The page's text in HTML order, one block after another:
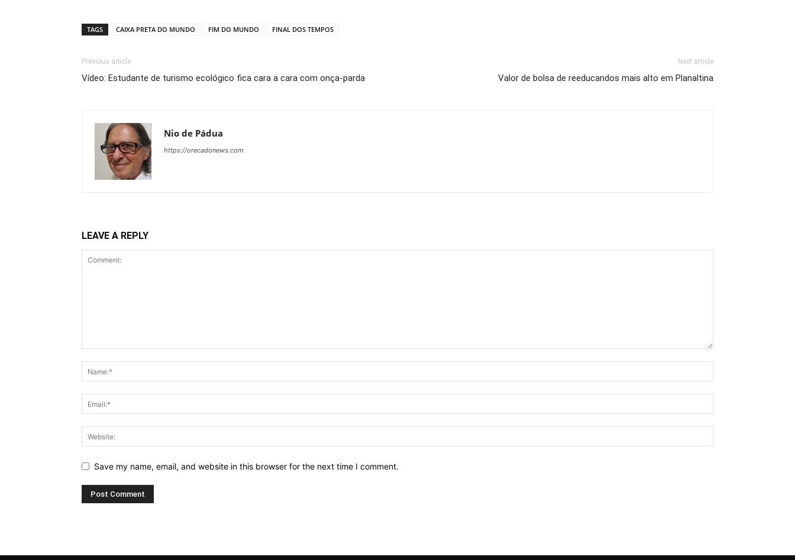
TAGS CAIXA PRETA DO MUNDO FIM DO MUNDO FINAL DOS TEMPOS
Previous article
Vídeo: Estudante de turismo ecológico fica cara a cara com onça-parda
Next article
Valor de bolsa de reeducandos mais alto em Planaltina
Nio de Pádua
https://orecadonews.com
LEAVE A REPLY
Save my name, email, and website in this browser for the next time I comment.